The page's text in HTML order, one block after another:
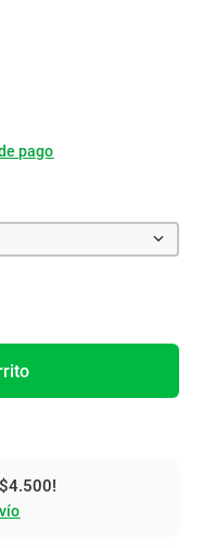
pago